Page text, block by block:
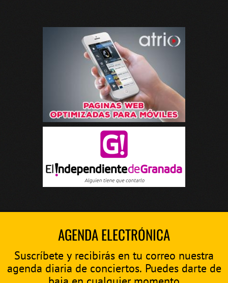
AGENDA ELECTRÓNICA
Suscríbete y recibirás en tu correo nuestra
agenda diaria de conciertos. Puedes darte de